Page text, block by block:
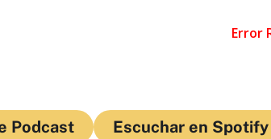
Podcast Escuchar en Spotify